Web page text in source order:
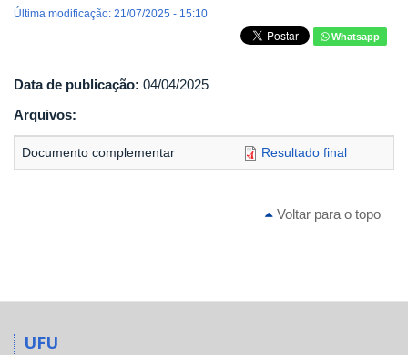
Última modificação: 21/07/2025 - 15:10
Whatsapp
Data de publicação: 04/04/2025
Arquivos:
Documento complementar Resultado final
Voltar para o topo
UFU